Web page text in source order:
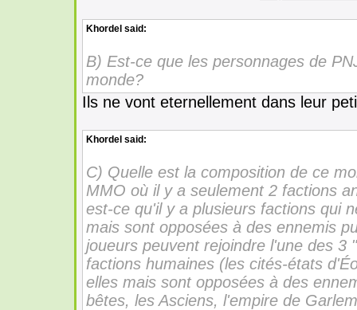
Khordel said:
B) Est-ce que les personnages de
monde?
Ils ne vont eternellement dans leur
Khordel said:
C) Quelle est la composition de ce
MMO où il y a seulement 2 factions
est-ce qu'il y a plusieurs factions qui
mais sont opposées à des ennemis
joueurs peuvent rejoindre l'une des 3
factions humaines (les cités-états
elles mais sont opposées à des
bêtes, les Asciens, l'empire de